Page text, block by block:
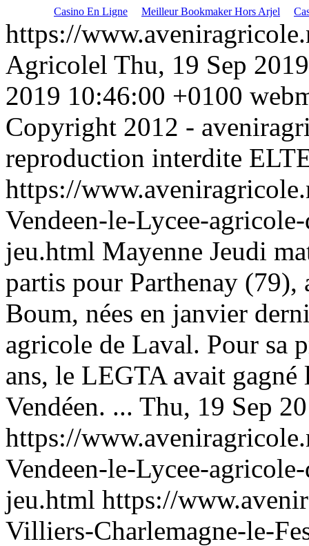
Casino En Ligne Meilleur Bookmaker Hors Arjel
https://
Agricolel Thu, 19 Sep
2019 10:46:00 +0100
Copyright 2012 -
reproduction interdite
https://
Vendeen-le-Lycee-
jeu.html Mayenne Jeudi
partis pour Parthenay (79),
Boum, nées en janvier
agricole de Laval. Pour sa
ans, le LEGTA avait
Vendéen. ... Thu, 19 Sep
https://
Vendeen-le-Lycee-
jeu.html https://
Villiers-Charlemagne-le-